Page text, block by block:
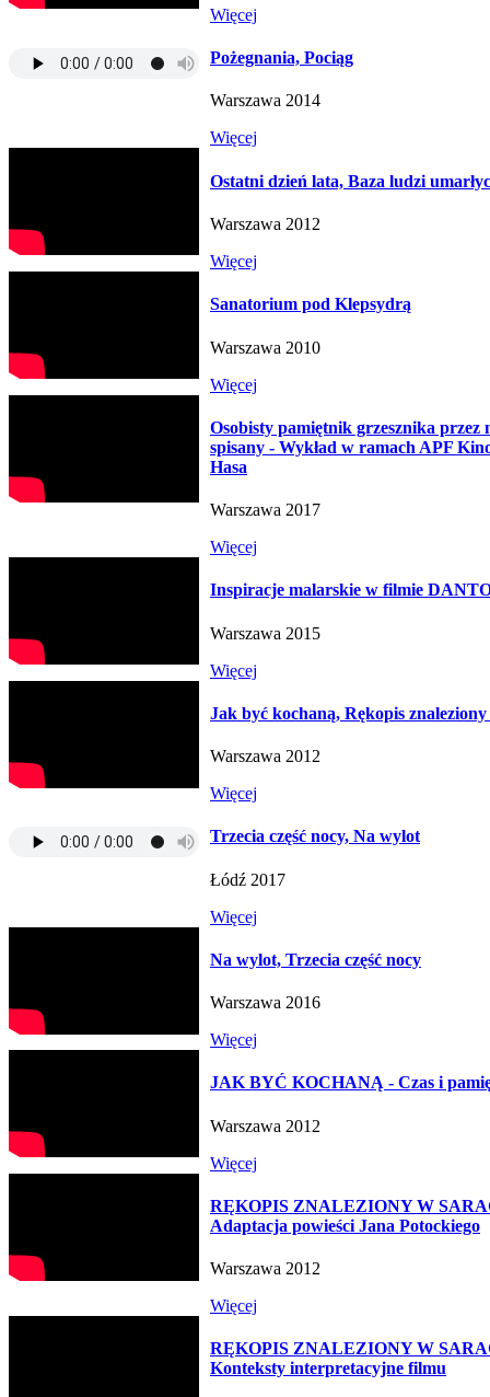
Więcej
Pożegnania, Pociąg
Warszawa 2014
Więcej
Ostatni dzień lata, Baza ludzi
Warszawa 2012
Więcej
Sanatorium pod Klepsydrą
Warszawa 2010
Więcej
Osobisty pamiętnik grzesznika przez
spisany - Wykład w ramach APF
Hasa
Warszawa 2017
Więcej
Inspiracje malarskie w filmie
Warszawa 2015
Więcej
Jak być kochaną, Rękopis znaleziony
Warszawa 2012
Więcej
Trzecia część nocy, Na wylot
Łódź 2017
Więcej
Na wylot, Trzecia część nocy
Warszawa 2016
Więcej
JAK BYĆ KOCHANĄ - Czas i
Warszawa 2012
Więcej
RĘKOPIS ZNALEZIONY W
Adaptacja powieści Jana Potockiego
Warszawa 2012
Więcej
RĘKOPIS ZNALEZIONY W
Konteksty interpretacyjne filmu